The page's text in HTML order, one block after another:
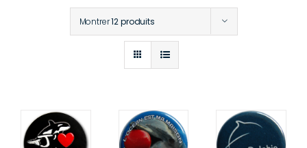
Montrer12 produits